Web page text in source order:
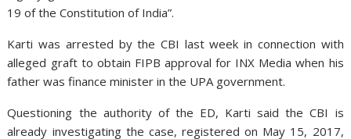
19 of the Constitution of India”.
Karti was arrested by the CBI last week in connection with
alleged graft to obtain FIPB approval for INX Media when his
father was finance minister in the UPA government.
Questioning the authority of the ED, Karti said the CBI is
already investigating the case, registered on May 15, 2017,